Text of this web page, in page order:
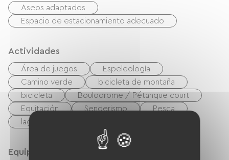
Aseos adaptados
Espacio de estacionamiento adecuado
Actividades
Área de juegos
Espeleología
Camino verde
bicicleta de montaña
bicicleta
Boulodrome / Pétanque court
Equitación
Senderismo
Pesca
lago
Equipos